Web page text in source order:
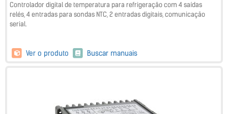
Controlador digital de temperatura para refrigeração com 4 saídas
relés, 4 entradas para sondas NTC, 2 entradas digitais, comunicação
serial.
Ver o produto Buscar manuais